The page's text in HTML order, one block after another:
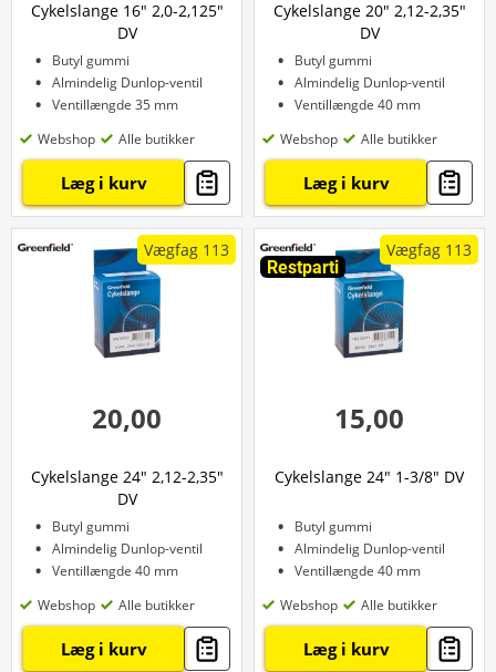
Cykelslange 16" 2,0-2,125"
DV
Butyl gummi
Almindelig Dunlop-ventil
Ventillængde 35 mm
Webshop
Alle butikker
Læg i kurv
Cykelslange 20" 2,12-2,35"
DV
Butyl gummi
Almindelig Dunlop-ventil
Ventillængde 40 mm
Webshop
Alle butikker
Læg i kurv
Vægfag 113
20,00
Cykelslange 24" 2,12-2,35"
DV
Butyl gummi
Almindelig Dunlop-ventil
Ventillængde 40 mm
Webshop
Alle butikker
Læg i kurv
Restparti
Vægfag 113
15,00
Cykelslange 24" 1-3/8" DV
Butyl gummi
Almindelig Dunlop-ventil
Ventillængde 40 mm
Webshop
Alle butikker
Læg i kurv